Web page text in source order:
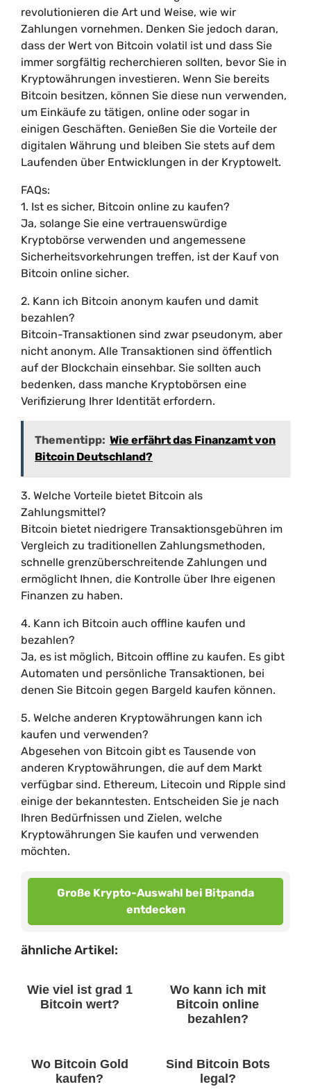
revolutionieren die Art und Weise, wie wir
Zahlungen vornehmen. Denken Sie jedoch daran,
dass der Wert von Bitcoin volatil ist und dass Sie
immer sorgfältig recherchieren sollten, bevor Sie in
Kryptowährungen investieren. Wenn Sie bereits
Bitcoin besitzen, können Sie diese nun verwenden,
um Einkäufe zu tätigen, online oder sogar in
einigen Geschäften. Genießen Sie die Vorteile der
digitalen Währung und bleiben Sie stets auf dem
Laufenden über Entwicklungen in der Kryptowelt.
FAQs:
1. Ist es sicher, Bitcoin online zu kaufen?
Ja, solange Sie eine vertrauenswürdige
Kryptobörse verwenden und angemessene
Sicherheitsvorkehrungen treffen, ist der Kauf von
Bitcoin online sicher.
2. Kann ich Bitcoin anonym kaufen und damit
bezahlen?
Bitcoin-Transaktionen sind zwar pseudonym, aber
nicht anonym. Alle Transaktionen sind öffentlich
auf der Blockchain einsehbar. Sie sollten auch
bedenken, dass manche Kryptobörsen eine
Verifizierung Ihrer Identität erfordern.
Thementipp: Wie erfährt das Finanzamt von
Bitcoin Deutschland?
3. Welche Vorteile bietet Bitcoin als
Zahlungsmittel?
Bitcoin bietet niedrigere Transaktionsgebühren im
Vergleich zu traditionellen Zahlungsmethoden,
schnelle grenzüberschreitende Zahlungen und
ermöglicht Ihnen, die Kontrolle über Ihre eigenen
Finanzen zu haben.
4. Kann ich Bitcoin auch offline kaufen und
bezahlen?
Ja, es ist möglich, Bitcoin offline zu kaufen. Es gibt
Automaten und persönliche Transaktionen, bei
denen Sie Bitcoin gegen Bargeld kaufen können.
5. Welche anderen Kryptowährungen kann ich
kaufen und verwenden?
Abgesehen von Bitcoin gibt es Tausende von
anderen Kryptowährungen, die auf dem Markt
verfügbar sind. Ethereum, Litecoin und Ripple sind
einige der bekanntesten. Entscheiden Sie je nach
Ihren Bedürfnissen und Zielen, welche
Kryptowährungen Sie kaufen und verwenden
möchten.
Große Krypto-Auswahl bei Bitpanda
entdecken
ähnliche Artikel:
Wie viel ist grad 1
Bitcoin wert?
Wo kann ich mit
Bitcoin online
bezahlen?
Wo Bitcoin Gold
kaufen?
Sind Bitcoin Bots
legal?